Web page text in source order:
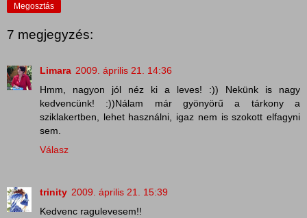
Megosztás
7 megjegyzés:
Limara 2009. április 21. 14:36
Hmm, nagyon jól néz ki a leves! :)) Nekünk is nagy
kedvencünk! :))Nálam már gyönyörű a tárkony a
sziklakertben, lehet használni, igaz nem is szokott elfagyni
sem.
Válasz
trinity 2009. április 21. 15:39
Kedvenc ragulevesem!!